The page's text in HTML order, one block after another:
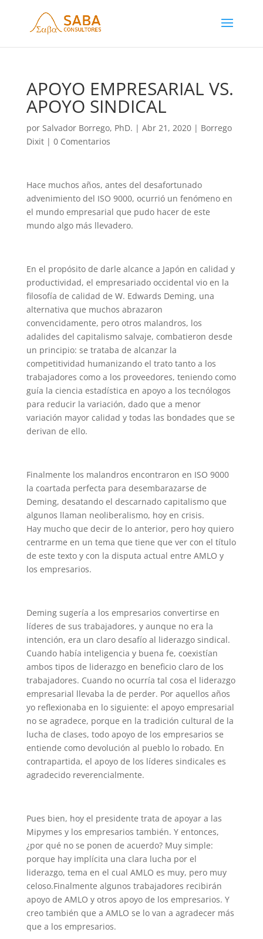
APOYO EMPRESARIAL VS.
APOYO SINDICAL
por Salvador Borrego, PhD. | Abr 21, 2020| Borrego
Dixit| 0 Comentarios
Hace muchos años, antes del desafortunado
advenimiento del ISO 9000, ocurrió un fenómeno en
el mundo empresarial que pudo hacer de este
mundo algo más llevadero.
En el propósito de darle alcance a Japón en calidad y
productividad, el empresariado occidental vio en la
filosofía de calidad de W. Edwards Deming, una
alternativa que muchos abrazaron
convencidamente, pero otros malandros, los
adalides del capitalismo salvaje, combatieron desde
un principio: se trataba de alcanzar la
competitividad humanizando el trato tanto a los
trabajadores como a los proveedores, teniendo como
guía la ciencia estadística en apoyo a los tecnólogos
para reducir la variación, dado que a menor
variación mayor calidad y todas las bondades que se
derivan de ello.
Finalmente los malandros encontraron en ISO 9000
la coartada perfecta para desembarazarse de
Deming, desatando el descarnado capitalismo que
algunos llaman neoliberalismo, hoy en crisis.
Hay mucho que decir de lo anterior, pero hoy quiero
centrarme en un tema que tiene que ver con el título
de este texto y con la disputa actual entre AMLO y
los empresarios.
Deming sugería a los empresarios convertirse en
líderes de sus trabajadores, y aunque no era la
intención, era un claro desafío al liderazgo sindical.
Cuando había inteligencia y buena fe, coexistían
ambos tipos de liderazgo en beneficio claro de los
trabajadores. Cuando no ocurría tal cosa el liderazgo
empresarial llevaba la de perder. Por aquellos años
yo reflexionaba en lo siguiente: el apoyo empresarial
no se agradece, porque en la tradición cultural de la
lucha de clases, todo apoyo de los empresarios se
entiende como devolución al pueblo lo robado. En
contrapartida, el apoyo de los líderes sindicales es
agradecido reverencialmente.
Pues bien, hoy el presidente trata de apoyar a las
Mipymes y los empresarios también. Y entonces,
¿por qué no se ponen de acuerdo? Muy simple:
porque hay implícita una clara lucha por el
liderazgo, tema en el cual AMLO es muy, pero muy
celoso.Finalmente algunos trabajadores recibirán
apoyo de AMLO y otros apoyo de los empresarios. Y
creo también que a AMLO se lo van a agradecer más
que a los empresarios.